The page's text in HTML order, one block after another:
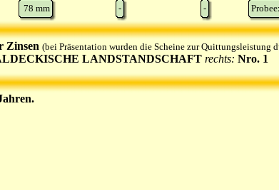
78 mm - -
Zinsen (bei Präsentation wurden die Scheine zur Quittungsleistung
LANDSTANDSCHAFT rechts: Nro. 1